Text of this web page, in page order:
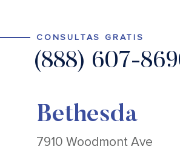
CONSULTAS GRATIS
(888) 607-
Bethesda
7910 Woodmont Ave